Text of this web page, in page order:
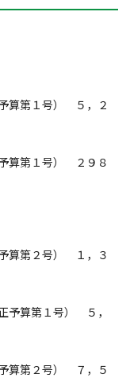
第１号） ５，２
第１号） ２９８
第２号） １，３
算第１号） ５，
第２号） ７，５